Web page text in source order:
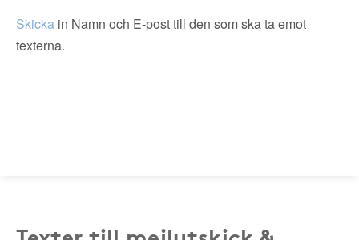
Skicka in Namn och E-post till den som ska ta emot
texterna.